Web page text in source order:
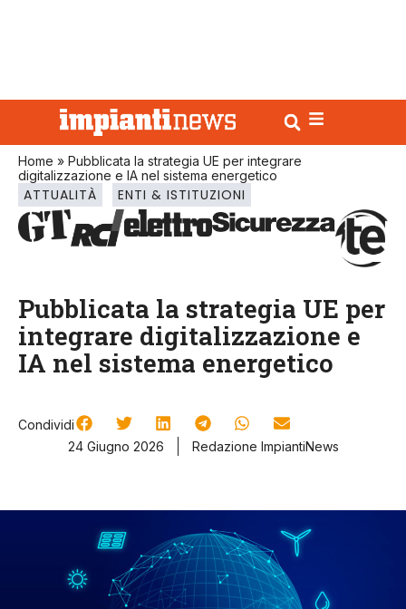
Home » Pubblicata la strategia UE per integrare
digitalizzazione e IA nel sistema energetico
ATTUALITÀ ENTI & ISTITUZIONI
Pubblicata la strategia UE per
integrare digitalizzazione e
IA nel sistema energetico
Condividi
24 Giugno 2026
Redazione ImpiantiNews